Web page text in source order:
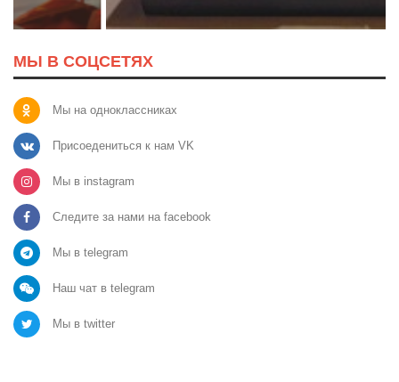
МЫ В СОЦСЕТЯХ
Мы на одноклассниках
Присоедениться к нам VK
Мы в instagram
Следите за нами на facebook
Мы в telegram
Наш чат в telegram
Мы в twitter